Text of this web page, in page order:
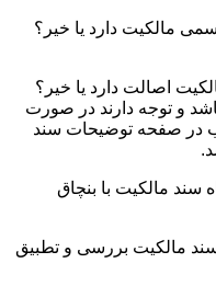
مالکیت دارد یا خیر؟
اصالت دارد یا خیر؟
و توجه دارند در صورت
در صفحه توضیحات سند
سند مالکیت با بنچاق
سند مالکیت بررسی و تطبیق